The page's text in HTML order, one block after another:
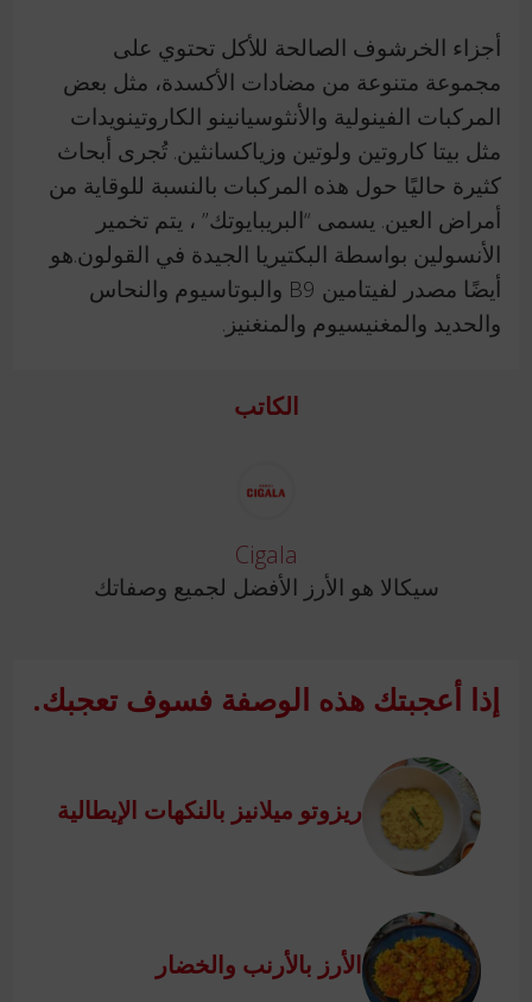
أجزاء الخرشوف الصالحة للأكل تحتوي على
مجموعة متنوعة من مضادات الأكسدة، مثل بعض
المركبات الفينولية والأنثوسيانينو الكاروتينويدات
مثل بيتا كاروتين ولوتين وزياكسانثين. تُجرى أبحاث
كثيرة حاليًا حول هذه المركبات بالنسبة للوقاية من
أمراض العين. يسمى “البريبايوتك” ، يتم تخمير
الأنسولين بواسطة البكتيريا الجيدة في القولون.هو
أيضًا مصدر لفيتامين B9 والبوتاسيوم والنحاس
والحديد والمغنيسيوم والمنغنيز.
الكاتب
Cigala
سيكالا هو الأرز الأفضل لجميع وصفاتك
إذا أعجبتك هذه الوصفة فسوف تعجبك.
ريزوتو ميلانيز بالنكهات الإيطالية
الأرز بالأرنب والخضار